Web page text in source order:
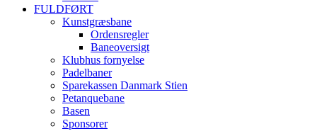
FULDFØRT
Kunstgræsbane
Ordensregler
Baneoversigt
Klubhus fornyelse
Padelbaner
Sparekassen Danmark Stien
Petanquebane
Basen
Sponsorer